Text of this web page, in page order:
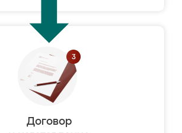
Договор